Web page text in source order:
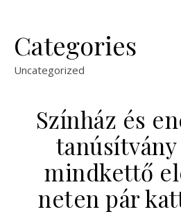
Categories
Uncategorized
Színház és
mindkettő
neten pár